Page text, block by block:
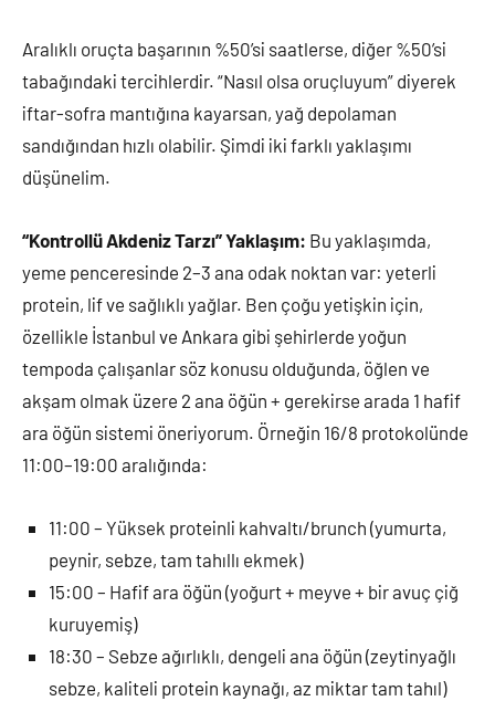
Aralıklı oruçta başarının %50’si saatlerse, diğer %50’si
tabağındaki tercihlerdir. “Nasıl olsa oruçluyum” diyerek
iftar-sofra mantığına kayarsan, yağ depolaman
sandığından hızlı olabilir. Şimdi iki farklı yaklaşımı
düşünelim.
“Kontrollü Akdeniz Tarzı” Yaklaşım: Bu yaklaşımda,
yeme penceresinde 2–3 ana odak noktan var: yeterli
protein, lif ve sağlıklı yağlar. Ben çoğu yetişkin için,
özellikle İstanbul ve Ankara gibi şehirlerde yoğun
tempoda çalışanlar söz konusu olduğunda, öğlen ve
akşam olmak üzere 2 ana öğün + gerekirse arada 1 hafif
ara öğün sistemi öneriyorum. Örneğin 16/8 protokolünde
11:00–19:00 aralığında:
11:00 – Yüksek proteinli kahvaltı/brunch (yumurta,
peynir, sebze, tam tahıllı ekmek)
15:00 – Hafif ara öğün (yoğurt + meyve + bir avuç çiğ
kuruyemiş)
18:30 – Sebze ağırlıklı, dengeli ana öğün (zeytinyağlı
sebze, kaliteli protein kaynağı, az miktar tam tahıl)